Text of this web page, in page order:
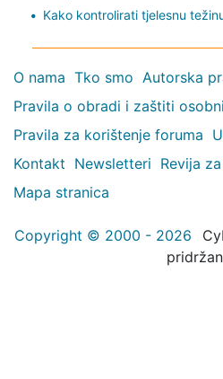
Kako kontrolirati tjelesnu
O nama Tko smo Autorska
Pravila o obradi i zaštiti
Pravila za korištenje foruma
Kontakt Newsletteri Revija
Mapa stranica
Copyright © 2000 - 2026